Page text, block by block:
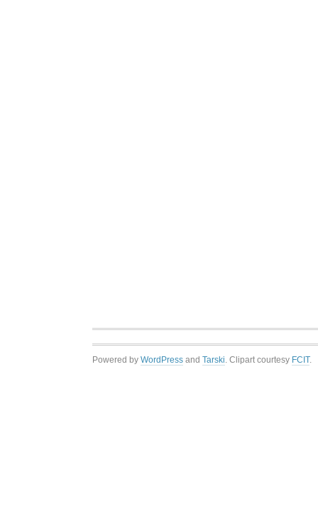
Powered by WordPress and Tarski . Clipart courtesy FCIT.